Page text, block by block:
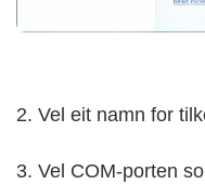
2. Vel eit namn for
3. Vel COM-porten